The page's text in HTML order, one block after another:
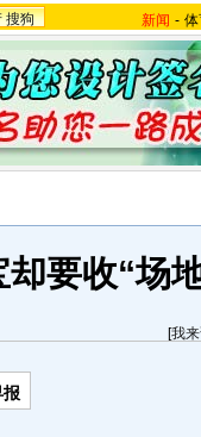
搜狗 新闻 -
要收“场
[我
报